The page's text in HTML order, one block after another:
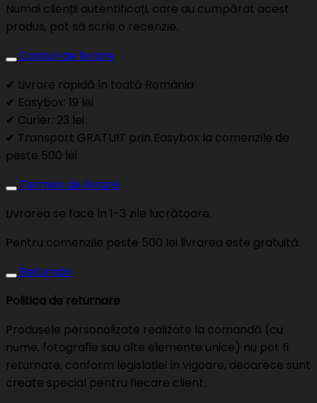
Numai clienții autentificați, care au cumpărat acest
produs, pot să scrie o recenzie.
Costuri de livrare
✔ Livrare rapidă în toată România
✔ Easybox: 19 lei
✔ Curier: 23 lei
✔ Transport GRATUIT prin Easybox la comenzile de
peste 500 lei
Termen de livrare
Livrarea se face în 1-3 zile lucrătoare.
Pentru comenzile peste 500 lei livrarea este gratuită.
Returnări
Politica de returnare
Produsele personalizate realizate la comandă (cu
nume, fotografie sau alte elemente unice) nu pot fi
returnate, conform legislației în vigoare, deoarece sunt
create special pentru fiecare client.